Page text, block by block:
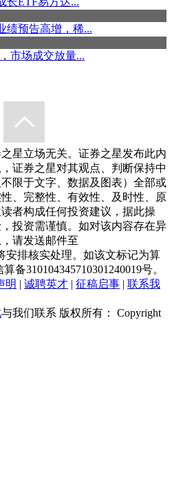
绩预告高增，稀...
市场成交放量...
星立场无关。证券之星发布此内
证券之星对其观点、判断保持中
限于文字、数据及图表）全部或
、完整性、有效性、及时性、原
者构成任何投资建议，据此操
投资需谨慎。如对该内容存在异
请发送邮件至
安排核实处理。如该文标记为算
备310104345710301240019号。
明 | 诚聘英才 | 征稿启事 | 联系我
与我们联系 版权所有： Copyright